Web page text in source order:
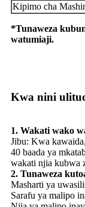
Kipimo cha
*Tunaweza
watumiaji.
Kwa nini
1. Wakati wako
Jibu: Kwa
40 baada ya
wakati njia kubwa
2. Tunaweza
Masharti ya
Sarafu ya malipo